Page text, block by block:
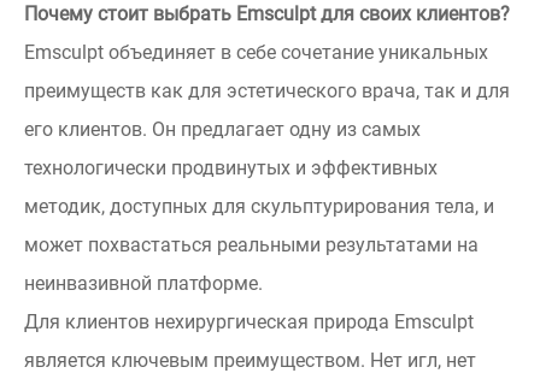
Почему стоит выбрать Emsculpt для своих клиентов?
Emsculpt объединяет в себе сочетание уникальных
преимуществ как для эстетического врача, так и для
его клиентов. Он предлагает одну из самых
технологически продвинутых и эффективных
методик, доступных для скульптурирования тела, и
может похвастаться реальными результатами на
неинвазивной платформе.
Для клиентов нехирургическая природа Emsculpt
является ключевым преимуществом. Нет игл, нет